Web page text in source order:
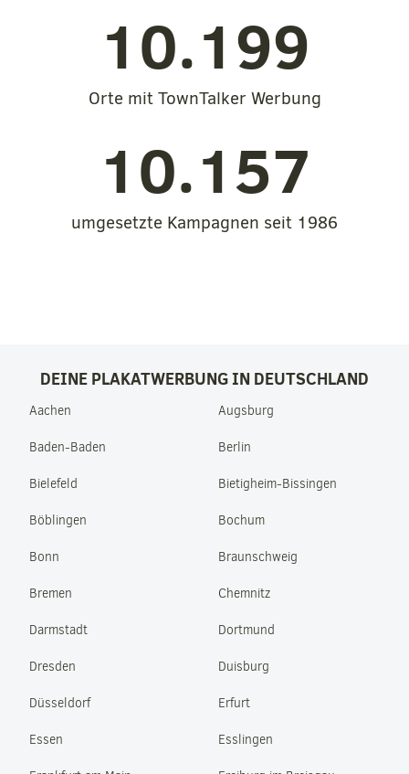
Orte mit TownTalker Werbung
10.199
umgesetzte Kampagnen seit 1986
10.157
DEINE PLAKATWERBUNG IN DEUTSCHLAND
Aachen Augsburg
Baden-Baden Berlin
Bielefeld Bietigheim-Bissingen
Böblingen Bochum
Bonn Braunschweig
Bremen Chemnitz
Darmstadt Dortmund
Dresden Duisburg
Düsseldorf Erfurt
Essen Esslingen